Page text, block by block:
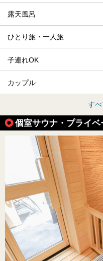
露天風呂
ひとり旅・一人旅
子連れOK
カップル
す
個室サウナ・プライ